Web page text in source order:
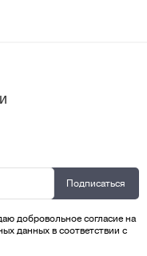
добровольное согласие на
данных в соответствии с